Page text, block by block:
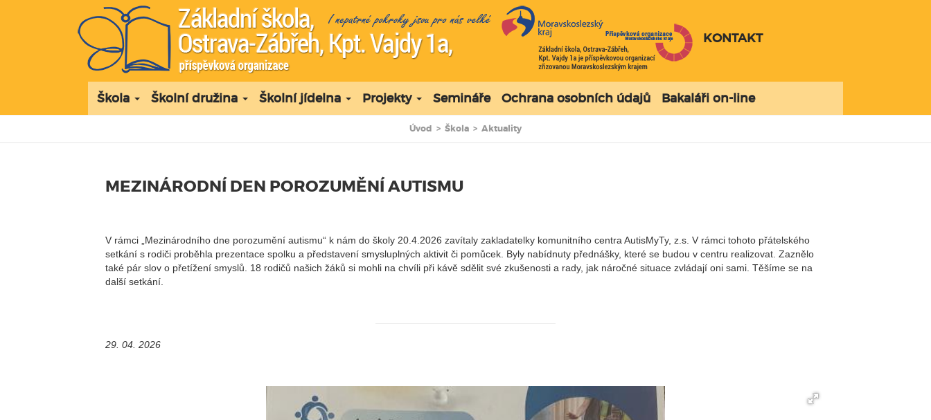
KONTAKT
Škola Školní družina Školní jídelna Projekty Semináře Ochrana osobních údajů Bakaláři on-line
Úvod > Škola > Aktuality
MEZINÁRODNÍ DEN POROZUMĚNÍ AUTISMU
V rámci „Mezinárodního dne porozumění autismu“ k nám do školy 20.4.2026 zavítaly zakladatelky komunitního centra AutisMyTy, z.s. V rámci tohoto přátelského
setkání s rodiči proběhla prezentace spolku a představení smysluplných aktivit či pomůcek. Byly nabídnuty přednášky, které se budou v centru realizovat. Zaznělo
také pár slov o přetížení smyslů. 18 rodičů našich žáků si mohli na chvíli při kávě sdělit své zkušenosti a rady, jak náročné situace zvládají oni sami. Těšíme se na
další setkání.
29. 04. 2026